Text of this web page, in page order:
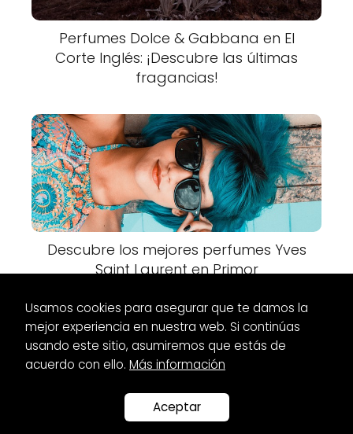
Perfumes Dolce & Gabbana en El
Corte Inglés: ¡Descubre las últimas
fragancias!
Descubre los mejores perfumes Yves
Saint Laurent en Primor
Botas marrones planas para mujer:
Usamos cookies para asegurar que te damos la
mejor experiencia en nuestra web. Si continúas
usando este sitio, asumiremos que estás de
acuerdo con ello. Más información
Aceptar